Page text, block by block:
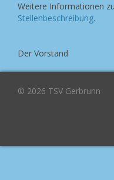
Weitere Informationen
Stellenbeschreibung.
Der Vorstand
© 2026 TSV Gerbrunn